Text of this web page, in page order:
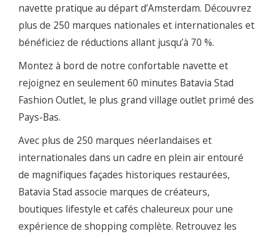
navette pratique au départ d’Amsterdam. Découvrez
plus de 250 marques nationales et internationales et
bénéficiez de réductions allant jusqu’à 70 %.
Montez à bord de notre confortable navette et
rejoignez en seulement 60 minutes Batavia Stad
Fashion Outlet, le plus grand village outlet primé des
Pays-Bas.
Avec plus de 250 marques néerlandaises et
internationales dans un cadre en plein air entouré
de magnifiques façades historiques restaurées,
Batavia Stad associe marques de créateurs,
boutiques lifestyle et cafés chaleureux pour une
expérience de shopping complète. Retrouvez les